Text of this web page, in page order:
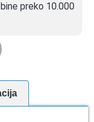
preko 10.000